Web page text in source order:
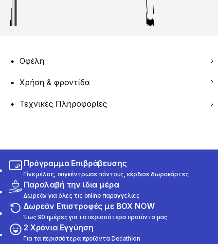
Οφέλη
Χρήση & φροντίδα
Τεχνικές Πληροφορίες
Πρόγραμμα Επιβράβευσης
Γίνε μέλος, συγκέντρωσε πόντους, κέρδισε δωροκάρτες
Παραλαβή την ίδια μέρα
Δωρεάν για όλες τις online παραγγελίες
Δωρεάν Επιστροφές με BOX NOW
Έως 90 ημέρες για τα περισσότερα προϊόντα μας
2 Χρόνια Εγγύηση
Για τα περισσότερα προϊόντα Decathlon